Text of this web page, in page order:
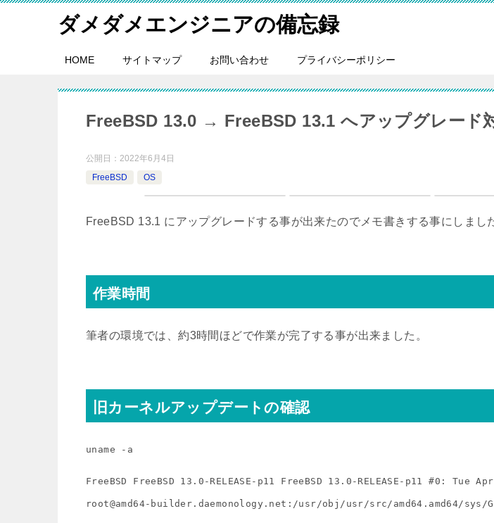
ダメダメエンジニアの備忘録
HOME サイトマップ お問い合わせ プライバシーポリシー
FreeBSD 13.0 → FreeBSD 13.1 へアップグレード
公開日： 2022年6月4日
FreeBSD
OS
FreeBSD 13.1 にアップグレードする事が出来たのでメモ書きする事にしまし
作業時間
筆者の環境では、約3時間ほどで作業が完了する事が出来ました。
旧カーネルアップデートの確認
uname -a
FreeBSD FreeBSD 13.0-RELEASE-p11 FreeBSD 13.0-RELEASE-p11 #0: Tue
root@amd64-builder.daemonology.net:/usr/obj/usr/src/amd64.amd64/sys/